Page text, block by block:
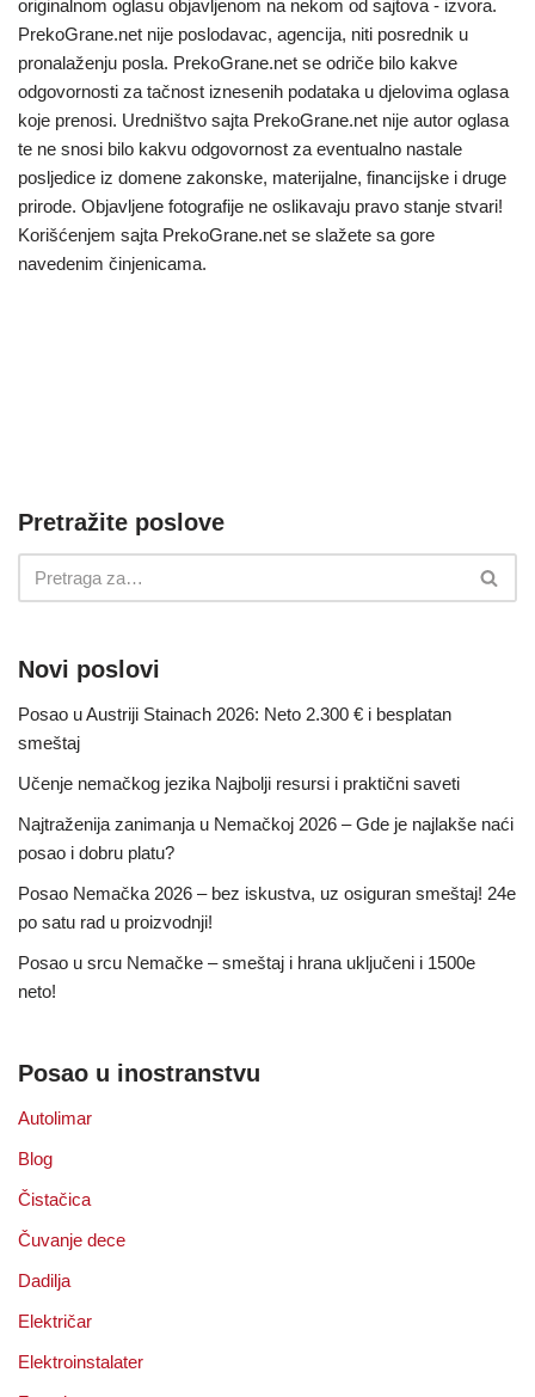
originalnom oglasu objavljenom na nekom od sajtova - izvora.
PrekoGrane.net nije poslodavac, agencija, niti posrednik u
pronalaženju posla. PrekoGrane.net se odriče bilo kakve
odgovornosti za tačnost iznesenih podataka u djelovima oglasa
koje prenosi. Uredništvo sajta PrekoGrane.net nije autor oglasa
te ne snosi bilo kakvu odgovornost za eventualno nastale
posljedice iz domene zakonske, materijalne, financijske i druge
prirode. Objavljene fotografije ne oslikavaju pravo stanje stvari!
Korišćenjem sajta PrekoGrane.net se slažete sa gore
navedenim činjenicama.
Pretražite poslove
Novi poslovi
Posao u Austriji Stainach 2026: Neto 2.300 € i besplatan
smeštaj
Učenje nemačkog jezika Najbolji resursi i praktični saveti
Najtraženija zanimanja u Nemačkoj 2026 – Gde je najlakše naći
posao i dobru platu?
Posao Nemačka 2026 – bez iskustva, uz osiguran smeštaj! 24e
po satu rad u proizvodnji!
Posao u srcu Nemačke – smeštaj i hrana uključeni i 1500e
neto!
Posao u inostranstvu
Autolimar
Blog
Čistačica
Čuvanje dece
Dadilja
Električar
Elektroinstalater